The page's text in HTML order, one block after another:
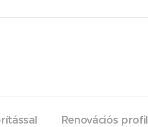
Renovációs profil